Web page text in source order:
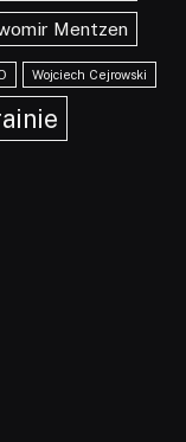
Mentzen
Wojciech Cejrowski